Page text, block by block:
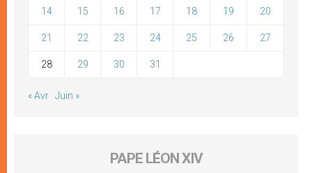
14 15 16 17 18 19 20
21 22 23 24 25 26 27
28 29 30 31
« Avr Juin »
PAPE LÉON XIV